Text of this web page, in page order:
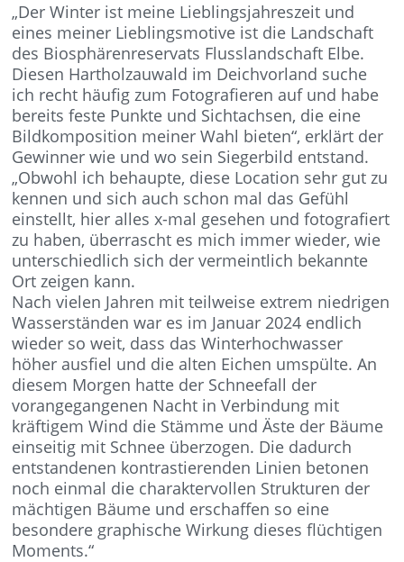
„Der Winter ist meine Lieblingsjahreszeit und
eines meiner Lieblingsmotive ist die Landschaft
des Biosphärenreservats Flusslandschaft Elbe.
Diesen Hartholzauwald im Deichvorland suche
ich recht häufig zum Fotografieren auf und habe
bereits feste Punkte und Sichtachsen, die eine
Bildkomposition meiner Wahl bieten“, erklärt der
Gewinner wie und wo sein Siegerbild entstand.
„Obwohl ich behaupte, diese Location sehr gut zu
kennen und sich auch schon mal das Gefühl
einstellt, hier alles x-mal gesehen und fotografiert
zu haben, überrascht es mich immer wieder, wie
unterschiedlich sich der vermeintlich bekannte
Ort zeigen kann.
Nach vielen Jahren mit teilweise extrem niedrigen
Wasserständen war es im Januar 2024 endlich
wieder so weit, dass das Winterhochwasser
höher ausfiel und die alten Eichen umspülte. An
diesem Morgen hatte der Schneefall der
vorangegangenen Nacht in Verbindung mit
kräftigem Wind die Stämme und Äste der Bäume
einseitig mit Schnee überzogen. Die dadurch
entstandenen kontrastierenden Linien betonen
noch einmal die charaktervollen Strukturen der
mächtigen Bäume und erschaffen so eine
besondere graphische Wirkung dieses flüchtigen
Moments.“